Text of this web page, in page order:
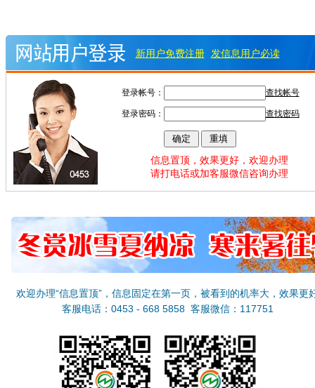
新用户免费注册 发信息用户必读
登录帐号： 查找帐号
登录密码： 查找密码
信息置顶，效果更好，欢迎办理
请打电话或加客服微信咨询办理
欢迎办理“信息置顶”，信息固定在第一页，被看到的机率大，效果更
客服电话：0453 - 668 5858 客服微信：117751